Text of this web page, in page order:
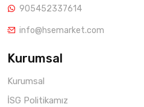
905452337614
info@hsemarket.com
Kurumsal
Kurumsal
İSG Politikamız